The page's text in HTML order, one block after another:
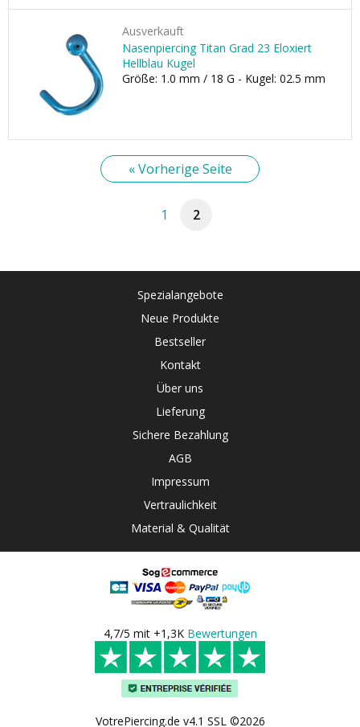
Ausverkauft
Nasenpiercing Titan Grad 23 Eloxiert
Hellblau Kugel
Größe: 1.0 mm / 18 G - Kugel: 02.5 mm
« Vorherige Seite
1 2
Spezialangebote
Neue Produkte
Bestseller
Kontakt
Über uns
Lieferung
Sichere Bezahlung
AGB
Impressum
Vertraulichkeit
Material & Qualität
4,7/5 mit +1,3K Bewertungen
VotrePiercing.de v4.1 SSL ©2026